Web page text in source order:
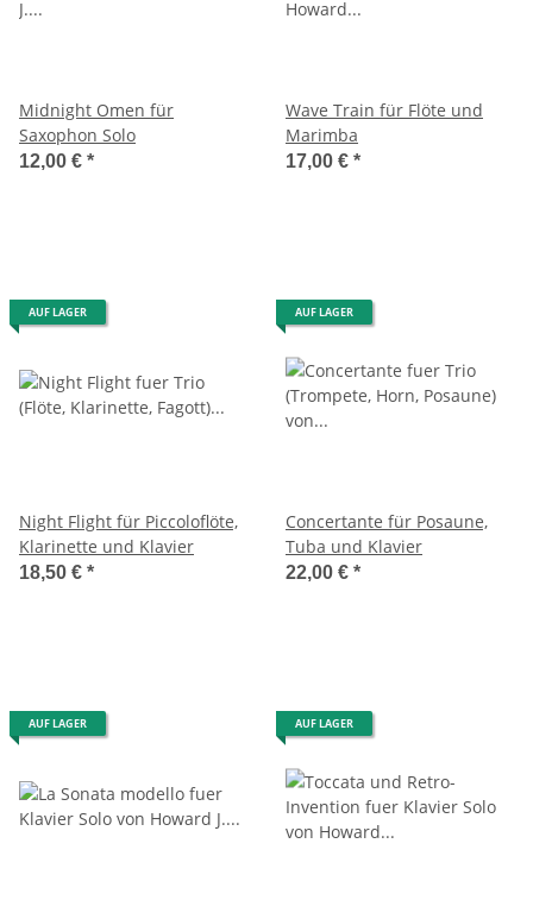
Midnight Omen für
Saxophon Solo
12,00 € *
Wave Train für Flöte und
Marimba
17,00 € *
AUF LAGER
Night Flight für Piccoloflöte,
Klarinette und Klavier
18,50 € *
AUF LAGER
Concertante für Posaune,
Tuba und Klavier
22,00 € *
AUF LAGER AUF LAGER